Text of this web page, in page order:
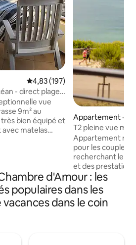
Note moyenne de 4,83 sur 5,
4,83 (197)
- direct plage
vue
9m² au
très bien équipé et
matelas
de Biarritz,
& du golf du
et animé
découvrir
Appartement ·
T2 pleine vue mer
Appartement
pour les couples
recherchant le
et des
salon et la
vue dégagée sur
admirer les
logement est
d'Amour : les
populaires dans les
dans le coin